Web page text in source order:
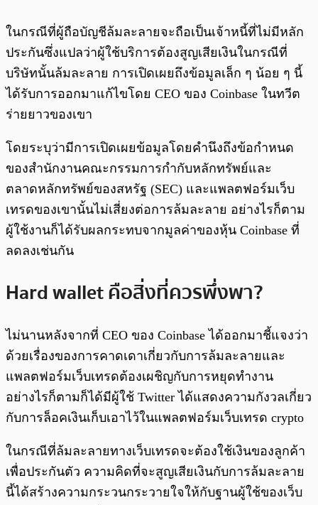
ในกรณีที่ผู้ถือบัญชีล้มละลายจะถือเป็นเจ้าหนี้ที่ไม่มีหลัก
ประกันซึ่งแปลว่าผู้ใช้บริการต้องสูญเสียเงินในกรณีที่
บริษัทนั้นล้มละลาย การเปิดเผยถึงข้อมูลเล็ก ๆ น้อย ๆ นี้
ได้รับการออกมาแก้ไขโดย CEO ของ Coinbase ในทวีต
ร่ายยาวของเขา
โดยระบุว่ามีการเปิดเผยข้อมูลโดยคำนึงถึงข้อกำหนด
ของสำนักงานคณะกรรมการกำกับหลักทรัพย์และ
ตลาดหลักทรัพย์ของสหรัฐ (SEC) และแพลตฟอร์มเว็บ
เทรดของเขานั้นไม่เสี่ยงต่อการล้มละลาย อย่างไรก็ตาม
ผู้ใช้งานก็ได้รับผลกระทบจากมูลค่าของหุ้น Coinbase ที่
ลดลงเช่นกัน
Hard wallet คือสิ่งที่ควรพึ่งพา?
ไม่นานหลังจากที่ CEO ของ Coinbase ได้ออกมาชี้แจงว่า
ด้วยเรื่องของการคาดเดาเกี่ยวกับการล้มละลายและ
แพลตฟอร์มเว็บเทรดต้องเผชิญกับการหยุดทำงาน
อย่างไรก็ตามก็ได้มีผู้ใช้ Twitter ได้แสดงความกังวลเกี่ยว
กับการล็อคเงินเก็บเอาไว้ในแพลตฟอร์มเว็บเทรด crypto
ในกรณีที่ล้มละลายทางเว็บเทรดจะต้องใช้เงินของลูกค้า
เพื่อประกันตัว ความคิดที่จะสูญเสียเงินกับการล้มละลาย
นี้ได้สร้างความกระวนกระวายใจให้กับฐานผู้ใช้ของเว็บ